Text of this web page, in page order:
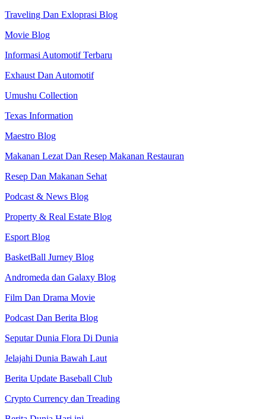
Traveling Dan Exloprasi Blog
Movie Blog
Informasi Automotif Terbaru
Exhaust Dan Automotif
Umushu Collection
Texas Information
Maestro Blog
Makanan Lezat Dan Resep Makanan Restauran
Resep Dan Makanan Sehat
Podcast & News Blog
Property & Real Estate Blog
Esport Blog
BasketBall Jurney Blog
Andromeda dan Galaxy Blog
Film Dan Drama Movie
Podcast Dan Berita Blog
Seputar Dunia Flora Di Dunia
Jelajahi Dunia Bawah Laut
Berita Update Baseball Club
Crypto Currency dan Treading